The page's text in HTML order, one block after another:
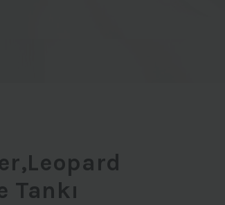
Tankı